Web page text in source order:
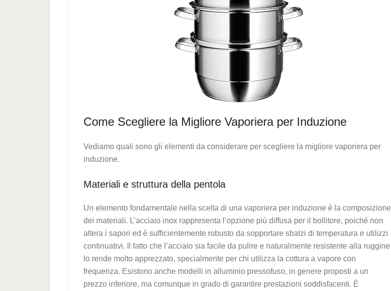
Come Scegliere la Migliore Vaporiera per Induzione
Vediamo quali sono gli elementi da considerare per scegliere la migliore vaporiera per
induzione.
Materiali e struttura della pentola
Un elemento fondamentale nella scelta di una vaporiera per induzione è la composizione
dei materiali. L’acciaio inox rappresenta l’opzione più diffusa per il bollitore, poiché non
altera i sapori ed è sufficientemente robusto da sopportare sbalzi di temperatura e utilizzi
continuativi. Il fatto che l’acciaio sia facile da pulire e naturalmente resistente alla ruggine
lo rende molto apprezzato, specialmente per chi utilizza la cottura a vapore con
frequenza. Esistono anche modelli in alluminio pressofuso, in genere proposti a un
prezzo inferiore, ma comunque in grado di garantire prestazioni soddisfacenti. È